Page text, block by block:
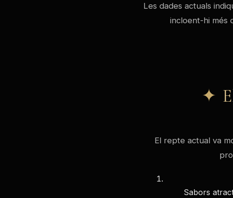
Les dades actuals
incloent-hi més
El repte actual va
Sabors